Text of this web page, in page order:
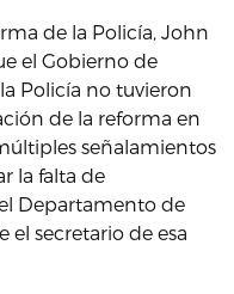
de la Policía, John
el Gobierno de
Policía no tuvieron
de la reforma en
señalamientos
la falta de
Departamento de
el secretario de esa